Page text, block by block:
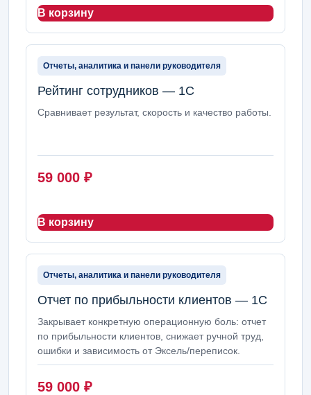
В корзину
Отчеты, аналитика и панели руководителя
Рейтинг сотрудников — 1С
Сравнивает результат, скорость и качество работы.
59 000 ₽
В корзину
Отчеты, аналитика и панели руководителя
Отчет по прибыльности клиентов — 1С
Закрывает конкретную операционную боль: отчет
по прибыльности клиентов, снижает ручной труд,
ошибки и зависимость от Эксель/переписок.
59 000 ₽